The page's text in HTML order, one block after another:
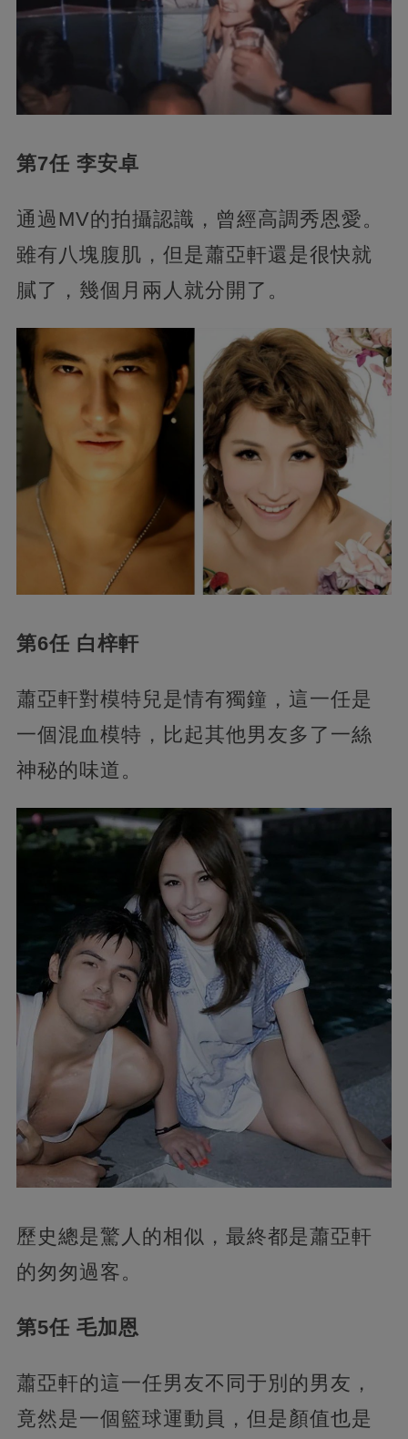
第7任 李安卓
通過MV的拍攝認識，曾經高調秀恩愛。
雖有八塊腹肌，但是蕭亞軒還是很快就
膩了，幾個月兩人就分開了。
第6任 白梓軒
蕭亞軒對模特兒是情有獨鐘，這一任是
一個混血模特，比起其他男友多了一絲
神秘的味道。
歷史總是驚人的相似，最終都是蕭亞軒
的匆匆過客。
第5任 毛加恩
蕭亞軒的這一任男友不同于別的男友，
竟然是一個籃球運動員，但是顏值也是